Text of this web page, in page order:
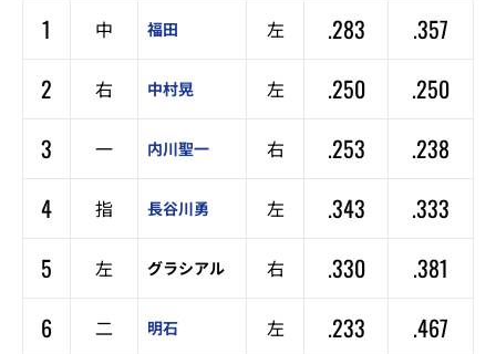
1 中 福田 左 .283
.357
2
右 中村晃 左 .250
.250
3
一 内川聖一 右 .253
.238
4
指 長谷川勇 左 .343
.333
5
左 グラシアル 右 .330
.381
6
二 明石 左 .233
.467